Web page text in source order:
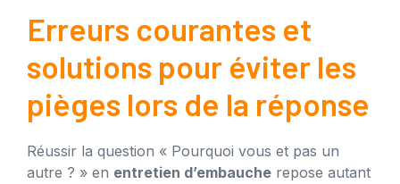
Erreurs courantes et
solutions pour éviter les
pièges lors de la réponse
Réussir la question « Pourquoi vous et pas un
autre ? » en entretien d’embauche repose autant